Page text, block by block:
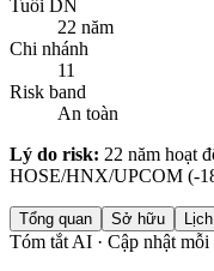
Tuổi DN
22 năm
Chi nhánh
11
Risk band
An toàn
Lý do risk: 22 năm hoạt
HOSE/HNX/UPCOM (-
Tổng quan Sở hữu
Tóm tắt AI · Cập nhật mỗi